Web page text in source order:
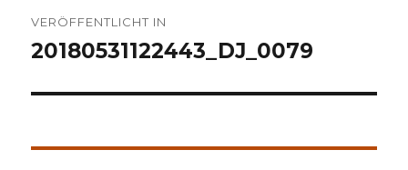
VERÖFFENTLICHT IN
20180531122443_DJ_0079